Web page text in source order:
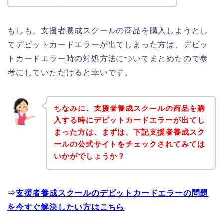
もしも、支援者養成スクールの商品を購入しようとし
てデビットカードエラーが出てしまった方は、デビッ
トカードエラー時の対処方法についてまとめたので参
考にしていただけると幸いです。
ちなみに、支援者養成スクールの商品を購
入する時にデビットカードエラーが出てし
まった方は、まずは、下記支援者養成スク
ールの公式サイトをチェックされてみては
いかがでしょうか？
⇒支援者養成スクールのデビットカードエラーの問題
を今すぐ解決したい方はこちら